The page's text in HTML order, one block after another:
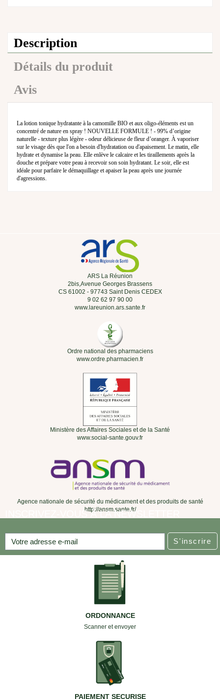
Description
Détails du produit
Avis
La lotion tonique hydratante à la camomille BIO et aux oligo-éléments est un
concentré de nature en spray ! NOUVELLE FORMULE ! - 99% d’origine
naturelle - texture plus légère - odeur délicieuse de fleur d’oranger. À vaporiser
sur le visage dès que l'on a besoin d'hydratation ou d'apaisement. Le matin, elle
hydrate et dynamise la peau. Elle enlève le calcaire et les tiraillements après la
douche et prépare votre peau à recevoir son soin hydratant. Le soir, elle est
idéale pour parfaire le démaquillage et apaiser la peau après une journée
d'agressions.
ARS La Réunion
2bis,Avenue Georges Brassens
CS 61002 - 97743 Saint Denis CEDEX
9 02 62 97 90 00
www.lareunion.ars.sante.fr
Ordre national des pharmaciens
www.ordre.pharmacien.fr
Ministère des Affaires Sociales et de la Santé
www.social-sante.gouv.fr
Agence nationale de sécurité du médicament et des produits de santé
http://ansm.sante.fr/
INSCRIVEZ-VOUS À LA NEWSLETTER
S'inscrire
ORDONNANCE
Scanner et envoyer
PAIEMENT SECURISE